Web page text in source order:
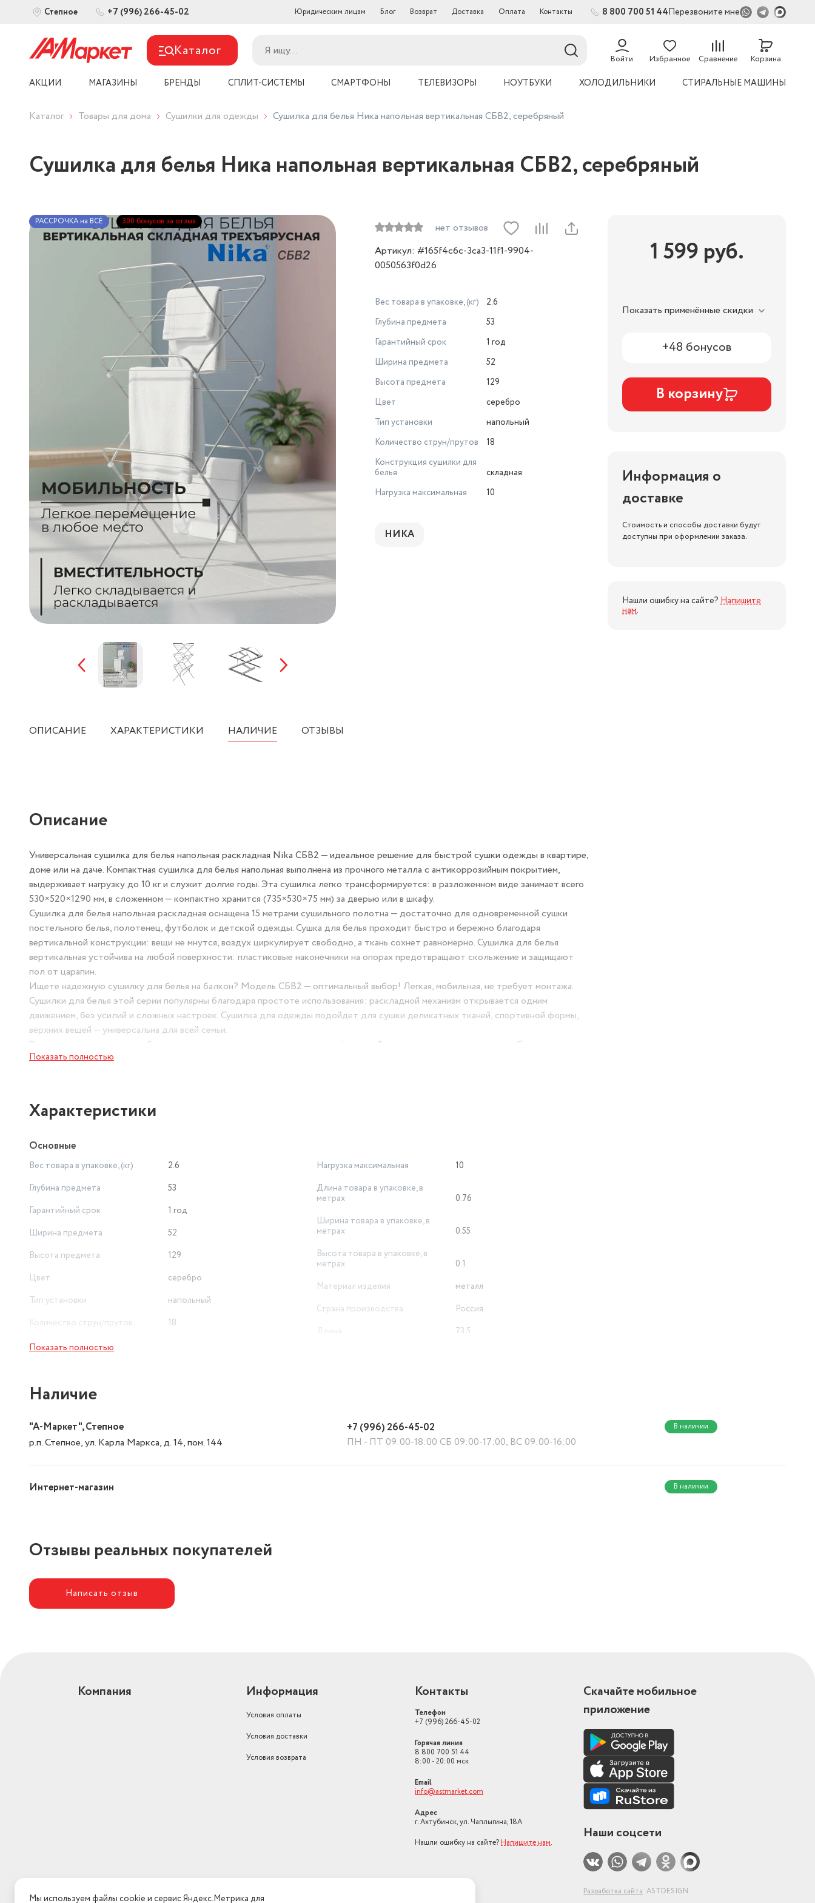
Степное +7 (996) 266-45-02 Юридическим лицам Блог Возврат Доставка Оплата Контакты 8 800 700 51 44Перезвоните мне
Каталог Войти Избранное Сравнение
54
Корзина
АКЦИИ МАГАЗИНЫ БРЕНДЫ СПЛИТ-СИСТЕМЫ СМАРТФОНЫ ТЕЛЕВИЗОРЫ НОУТБУКИ ХОЛОДИЛЬНИКИ СТИРАЛЬНЫЕ МАШИНЫ
Каталог Товары для дома Сушилки для одежды Сушилка для белья Ника напольная вертикальная СБВ2, серебряный
Сушилка для белья Ника напольная вертикальная СБВ2, серебряный
РАССРОЧКА на ВСЁ 300 бонусов за отзыв
нет отзывов
Артикул: #165f4c6c-3ca3-11f1-9904-
0050563f0d26
Вес товара в упаковке, (кг)
2.6
Глубина предмета
53
Гарантийный срок
1 год
Ширина предмета
52
Высота предмета
129
Цвет
серебро
Тип установки
напольный
Количество струн/прутов
18
Конструкция сушилки для
белья
складная
Нагрузка максимальная
10
НИКА
1 599 руб.
Показать применённые скидки
+48 бонусов
В корзину
Информация о
доставке
Стоимость и способы доставки будут
доступны при оформлении заказа.
Нашли ошибку на сайте? Напишите
нам.
ОПИСАНИЕ ХАРАКТЕРИСТИКИ НАЛИЧИЕ ОТЗЫВЫ
Описание
Универсальная сушилка для белья напольная раскладная Nika СБВ2 — идеальное решение для быстрой сушки одежды в квартире,
доме или на даче. Компактная сушилка для белья напольная выполнена из прочного металла с антикоррозийным покрытием,
выдерживает нагрузку до 10 кг и служит долгие годы. Эта сушилка легко трансформируется: в разложенном виде занимает всего
530×520×1290 мм, в сложенном — компактно хранится (735×530×75 мм) за дверью или в шкафу.
Сушилка для белья напольная раскладная оснащена 15 метрами сушильного полотна — достаточно для одновременной сушки
постельного белья, полотенец, футболок и детской одежды. Сушка для белья проходит быстро и бережно благодаря
вертикальной конструкции: вещи не мнутся, воздух циркулирует свободно, а ткань сохнет равномерно. Сушилка для белья
вертикальная устойчива на любой поверхности: пластиковые наконечники на опорах предотвращают скольжение и защищают
пол от царапин.
Ищете надежную сушилку для белья на балкон? Модель СБВ2 — оптимальный выбор! Легкая, мобильная, не требует монтажа.
Сушилки для белья этой серии популярны благодаря простоте использования: раскладной механизм открывается одним
движением, без усилий и сложных настроек. Сушилка для одежды подойдет для сушки деликатных тканей, спортивной формы,
верхних вещей — универсальна для всей семьи.
Вертикальная сушилка для белья экономит пространство: установите её в ванной, спальне, на лоджии или кухне. Сушилка на
балкон не загромождает полезную площадь, а после использования складывается за секунды.
Показать полностью
Характеристики
Основные
Вес товара в упаковке, (кг)
2.6
Глубина предмета
53
Гарантийный срок
1 год
Ширина предмета
52
Высота предмета
129
Цвет
серебро
Тип установки
напольный
Количество струн/прутов
18
Конструкция сушилки для белья
Нагрузка максимальная
10
Длина товара в упаковке, в
метрах
0.76
Ширина товара в упаковке, в
метрах
0.55
Высота товара в упаковке, в
метрах
0.1
Материал изделия
металл
Страна производства
Россия
Длина
73.5
Показать полностью
Наличие
"А-Маркет", Степное
р.п. Степное, ул. Карла Маркса, д. 14, пом. 144
+7 (996) 266-45-02
ПН - ПТ 09:00-18:00 СБ 09:00-17:00, ВС 09:00-16:00
В наличии
Интернет-магазин В наличии
Отзывы реальных покупателей
Написать отзыв
Компания Информация
Условия оплаты
Условия доставки
Условия возврата
Контакты
Телефон
+7 (996) 266-45-02
Горячая линия
8 800 700 51 44
8:00 - 20:00 мск
Email
info@astmarket.com
Адрес
г. Ахтубинск, ул. Чаплыгина, 18А
Нашли ошибку на сайте? Напишите нам.
Скачайте мобильное
приложение
Наши соцсети
Разработка сайта ASTDESIGN
Мы используем файлы cookie и сервис Яндекс.Метрика для